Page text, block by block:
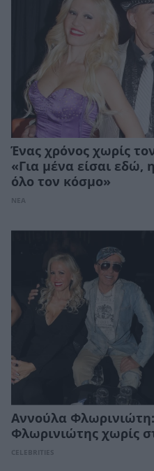
Ένας χρόνος χωρίς
«Για μένα είσαι εδώ,
όλο τον κόσμο»
ΝΕΑ
Αννούλα
Φλωρινιώτης χωρίς
CELEBRITIES